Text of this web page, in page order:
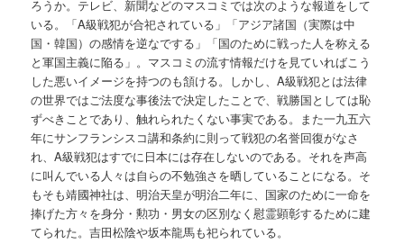
ろうか。テレビ、新聞などのマスコミでは次のような報道をして
いる。「A級戦犯が合祀されている」「アジア諸国（実際は中
国・韓国）の感情を逆なでする」「国のために戦った人を称える
と軍国主義に陥る」。マスコミの流す情報だけを見ていればこう
した悪いイメージを持つのも頷ける。しかし、A級戦犯とは法律
の世界ではご法度な事後法で決定したことで、戦勝国としては恥
ずべきことであり、触れられたくない事実である。また一九五六
年にサンフランシスコ講和条約に則って戦犯の名誉回復がなさ
れ、A級戦犯はすでに日本には存在しないのである。それを声高
に叫んでいる人々は自らの不勉強さを晒していることになる。そ
もそも靖國神社は、明治天皇が明治二年に、国家のために一命を
捧げた方々を身分・勲功・男女の区別なく慰霊顕彰するために建
てられた。吉田松陰や坂本龍馬も祀られている。